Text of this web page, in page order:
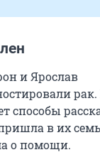
и Ярослав
в их
о помощи.